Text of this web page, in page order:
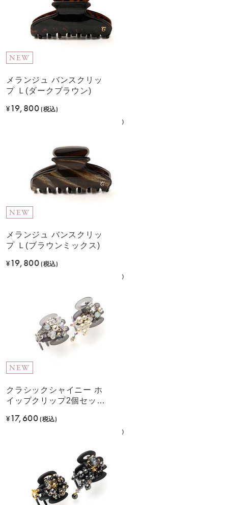
NEW
メランジュ バンスクリッ
プ Ｌ(ダークブラウン)
¥ 19,800(税込)
NEW
メランジュ バンスクリッ
プ Ｌ(ブラウンミックス)
¥ 19,800(税込)
NEW
クラシックシャイニー ホ
イップクリップ2個セット
¥ 17,600(税込)